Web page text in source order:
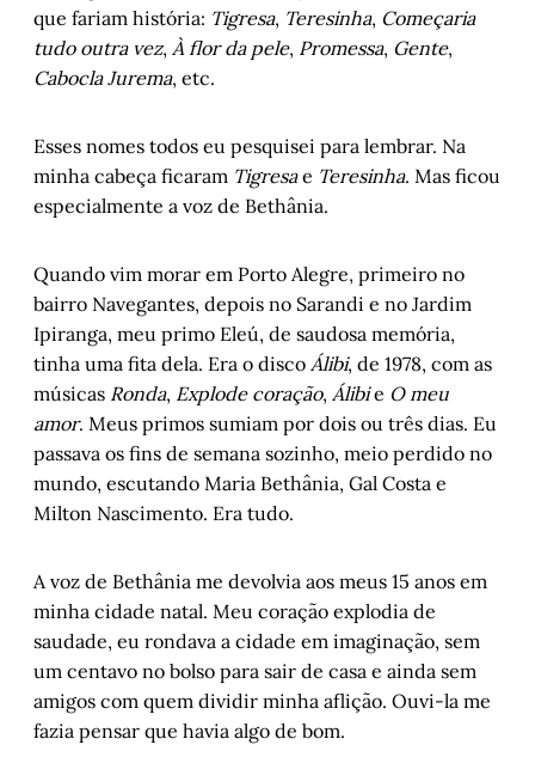
que fariam história: Tigresa, Teresinha, Começaria
tudo outra vez, À flor da pele, Promessa, Gente,
Cabocla Jurema, etc.
Esses nomes todos eu pesquisei para lembrar. Na
minha cabeça ficaram Tigresae Teresinha. Mas ficou
especialmente a voz de Bethânia.
Quando vim morar em Porto Alegre, primeiro no
bairro Navegantes, depois no Sarandi e no Jardim
Ipiranga, meu primo Eleú, de saudosa memória,
tinha uma fita dela. Era o disco Álibi, de 1978, com as
músicas Ronda, Explode coração, Álibie O meu
amor. Meus primos sumiam por dois ou três dias. Eu
passava os fins de semana sozinho, meio perdido no
mundo, escutando Maria Bethânia, Gal Costa e
Milton Nascimento. Era tudo.
A voz de Bethânia me devolvia aos meus 15 anos em
minha cidade natal. Meu coração explodia de
saudade, eu rondava a cidade em imaginação, sem
um centavo no bolso para sair de casa e ainda sem
amigos com quem dividir minha aflição. Ouvi-la me
fazia pensar que havia algo de bom.